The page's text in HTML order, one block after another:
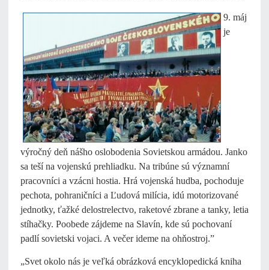
9. máj
je
výročný deň nášho oslobodenia Sovietskou armádou. Janko
sa teší na vojenskú prehliadku. Na tribúne sú významní
pracovníci a vzácni hostia. Hrá vojenská hudba, pochoduje
pechota, pohraničníci a Ľudová milícia, idú motorizované
jednotky, ťažké delostrelectvo, raketové zbrane a tanky, letia
stíhačky. Poobede zájdeme na Slavín, kde sú pochovaní
padlí sovietski vojaci. A večer ideme na ohňostroj.”
„Svet okolo nás je veľká obrázková encyklopedická kniha